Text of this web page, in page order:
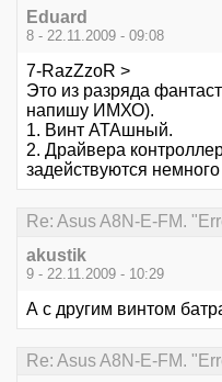
Eduard
8 - 22.11.2009 - 09:08
7-RazZzoR >
Это из разряда
напишу ИМХО).
1. Винт АТАшный.
2. Драйвера
задействуются
Re: Asus A8N-E-FM.
akustik
9 - 22.11.2009 - 10:29
А с другим винтом
Re: Asus A8N-E-FM.